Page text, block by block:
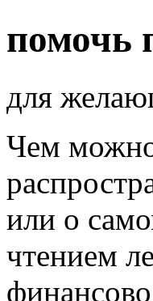
помочь
для
Чем
или о
чтением
финансово